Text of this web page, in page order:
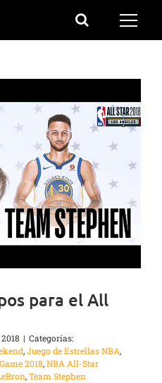
para el All
| Categorías:
,Juego de Estrellas NBA,
2018,NBA All-Star
,Team Stephen